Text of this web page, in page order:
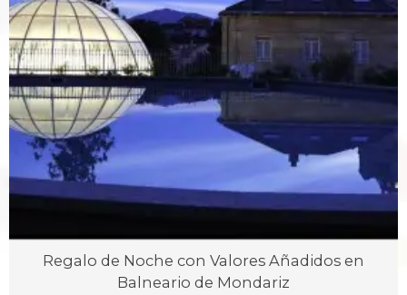
Regalo de Noche con Valores Añadidos en
Balneario de Mondariz